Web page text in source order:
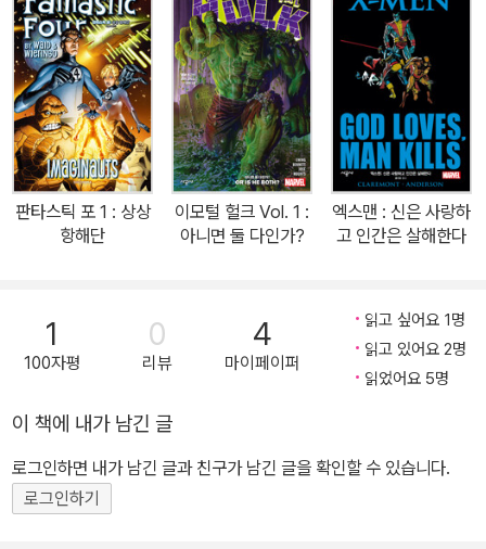
잭이 폭력 조직의 하수인으로 일하다 죽음을 맞이한 사건을 계기로
악당들을 물리치는 히어로가 되기로 결심한다. 그는 어릴 적 별명 데
어데블을 또 다른 자아의 이름으로 정하고 살아간다. 1964년 마블
코믹스의 스탠 리와 빌 에버렛에 의해 일찌감치 창조된 캐릭터였으나
크게 주목받지 못하다가 1980년대 초 프랭크 밀러가 재조명하면서
메이저 히어로 반열에 우뚝 섰다. 프랭크 밀러는 인지도가 낮은 캐릭
터이던 데어데블을 순식간에 인기 히어로로 각인시키며 만화계에 큰
반향을 불러 일으켰다. 2001년에 그 뒤를 이어 등장한 주목할 만한
벤저스)는 우리나라 독자 취향을 저격하는 화풍으로 어둡고 묵직한
데어데블 이야기를 더 바랄 것 없이 그려냈다. 다만 <데어데블 얼티
밋 컬렉션> 1권 전반부는 화가 데이비드 맥(David Mack)이 담당했
채화풍으로 표현하면서 다양한 회화적 시도를 감행하는 원작의 느낌
을 살리기 위해 한글화를 최소한으로 진행했다.<데어데블 얼티밋 컬
렉션> 1권에서는 헬스키친을 평정한 지하 조직의 보스 킹핀이 조직
판타스틱 포 1 : 상상
항해단
이모털 헐크 Vol. 1 :
아니면 둘 다인가?
엑스맨 : 신은 사랑하
고 인간은 살해한다
1
100자평
0
리뷰
4
마이페이퍼
읽고 싶어요 1명
읽고 있어요 2명
읽었어요 5명
이 책에 내가 남긴 글
로그인하면 내가 남긴 글과 친구가 남긴 글을 확인할 수 있습니다.
로그인하기